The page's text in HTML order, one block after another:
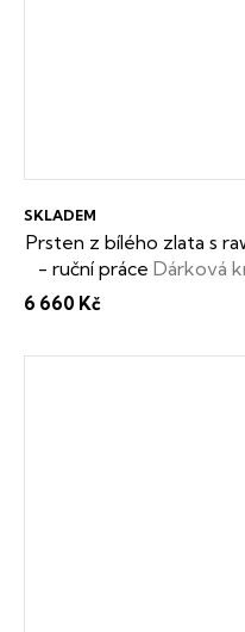
Prsten z bílého zlata s
- ruční práce Dárková
SKLADEM
6 660 Kč